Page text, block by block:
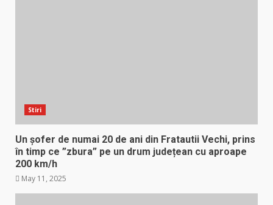
Stiri
Un șofer de numai 20 de ani din Fratautii Vechi, prins
în timp ce ”zbura” pe un drum județean cu aproape
200 km/h
May 11, 2025